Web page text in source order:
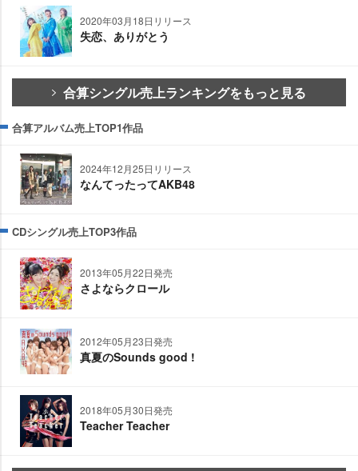
2020年03月18日リリース
失恋、ありがとう
合算シングル売上ランキングをもっと見る
合算アルバム売上TOP1作品
2024年12月25日リリース
なんてったってAKB48
CDシングル売上TOP3作品
2013年05月22日発売
さよならクロール
2012年05月23日発売
真夏のSounds good !
2018年05月30日発売
Teacher Teacher